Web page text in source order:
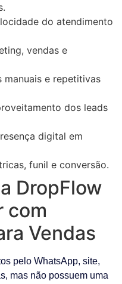
do atendimento
vendas e
e repetitivas
dos leads
digital em
funil e conversão.
DropFlow
com
Vendas
pelo WhatsApp, site,
mas não possuem uma